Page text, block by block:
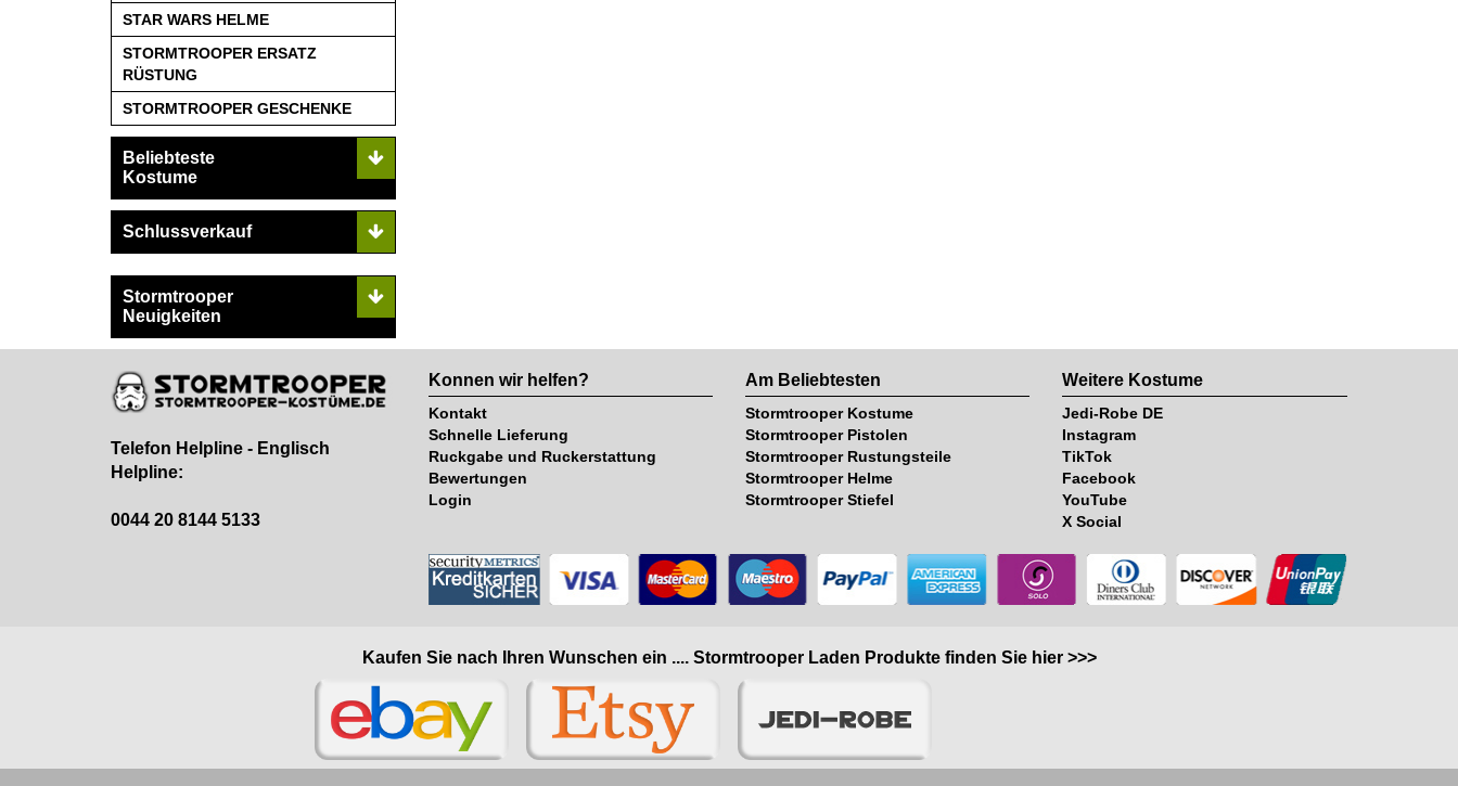
STAR WARS HELME
STORMTROOPER ERSATZ
RÜSTUNG
STORMTROOPER GESCHENKE
Beliebteste
Kostume
Schlussverkauf
Stormtrooper
Neuigkeiten
Telefon Helpline - Englisch
Helpline:
0044 20 8144 5133
Konnen wir helfen?
Kontakt
Schnelle Lieferung
Ruckgabe und Ruckerstattung
Bewertungen
Login
Am Beliebtesten
Stormtrooper Kostume
Stormtrooper Pistolen
Stormtrooper Rustungsteile
Stormtrooper Helme
Stormtrooper Stiefel
Weitere Kostume
Jedi-Robe DE
Instagram
TikTok
Facebook
YouTube
X Social
Kaufen Sie nach Ihren Wunschen ein .... Stormtrooper Laden Produkte finden Sie hier >>>